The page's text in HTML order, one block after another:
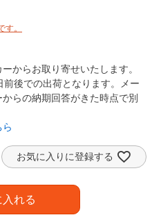
。
からお取り寄せいたします。
前後での出荷となります。メー
らの納期回答がきた時点で別
お気に入りに登録する
入れる